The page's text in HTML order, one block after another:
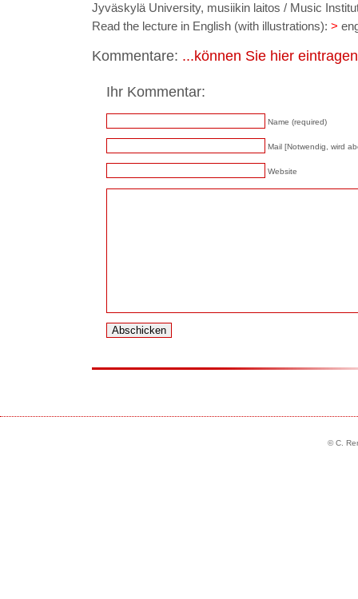
Jyväskylä University, musiikin laitos / Music
Read the lecture in English (with illustrations): >
Kommentare: ...können Sie hier
Ihr Kommentar:
Name (required)
Mail [Notwendig, wird
Website
© C.